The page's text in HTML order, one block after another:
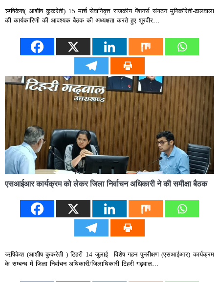
ऋषिकेश( आशीष कुकरेती) 15 मार्च सेवानिवृत्त राजकीय पेंशनर्स संगठन मुनिकीरेती-ढालवाला
की कार्यकारिणी की आवश्यक बैठक की अध्यक्षता करते हुए शूरवीर…
एसआईआर कार्यक्रम को लेकर जिला निर्वाचन अधिकारी ने की समीक्षा बैठक
ऋषिकेश (आशीष कुकरेती ) टिहरी 14 जुलाई विशेष गहन पुनरीक्षण (एसआईआर) कार्यक्रम
के सम्बन्ध में जिला निर्वाचन अधिकारी/जिलाधिकारी टिहरी गढ़वाल…